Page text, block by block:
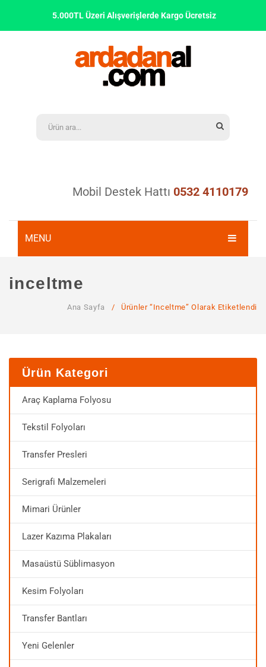
5.000TL Üzeri Alışverişlerde Kargo Ücretsiz
Mobil Destek Hattı 0532 4110179
MENU
MAĞAZA
SSS
İLETIŞIM
inceltme
Ana Sayfa / Ürünler “inceltme” Olarak Etiketlendi
Ürün Kategori
Araç Kaplama Folyosu
Tekstil Folyoları
Transfer Presleri
Serigrafi Malzemeleri
Mimari Ürünler
Lazer Kazıma Plakaları
Masaüstü Süblimasyon
Kesim Folyoları
Transfer Bantları
Yeni Gelenler